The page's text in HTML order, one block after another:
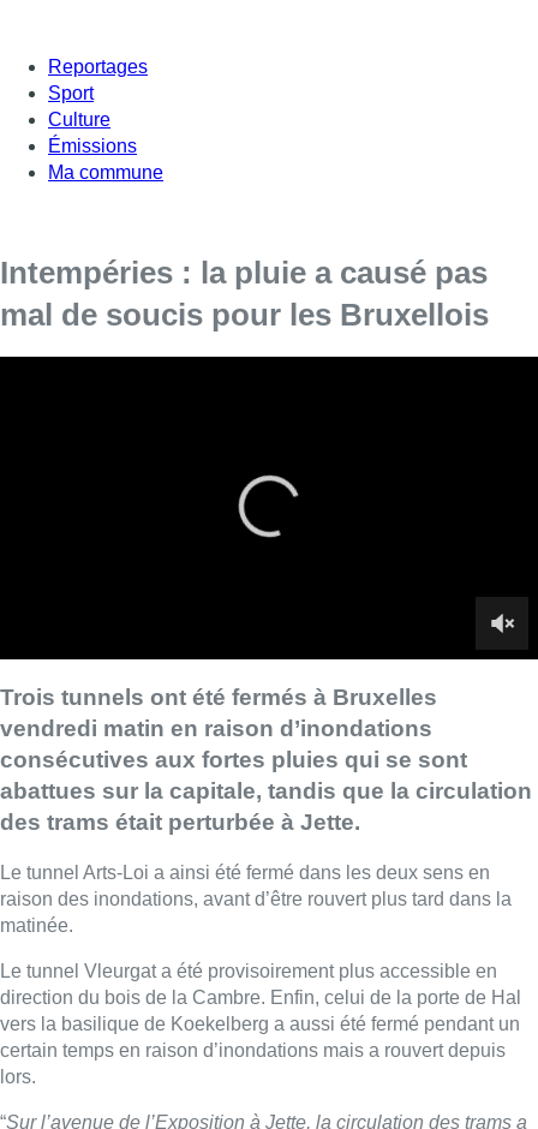
Reportages
Sport
Culture
Émissions
Ma commune
Intempéries : la pluie a causé pas
mal de soucis pour les Bruxellois
des trams était perturbée à Jette.
Le tunnel Vleurgat a été provisoirement plus accessible en
vers la basilique de Koekelberg a aussi été fermé pendant un
certain temps en raison d’inondations mais a rouvert depuis
lors.
“Sur l’avenue de l’Exposition à Jette, la circulation des trams a
été interrompue en raison des inondations“, a ajouté Walter
Dans la même commune, la rue Eugène Toussaint était
également sous eaux.
► Lire aussi | Météo : l’IRM place presque tout le pays en
code jaune pour de la pluie
Heureusement, aucun blessé n’est à déplorer.